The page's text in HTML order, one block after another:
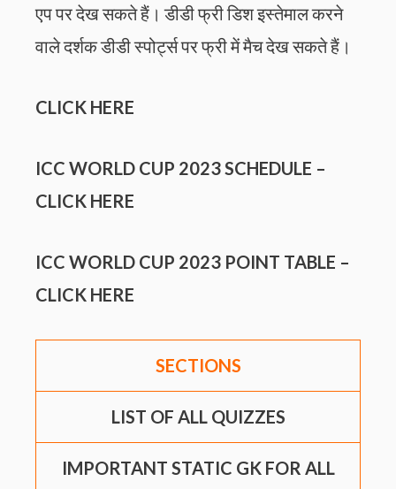
एप पर देख सकते हैं। डीडी फ्री डिश इस्तेमाल करने
वाले दर्शक डीडी स्पोर्ट्स पर फ्री में मैच देख सकते हैं।
CLICK HERE
ICC WORLD CUP 2023 SCHEDULE –
CLICK HERE
ICC WORLD CUP 2023 POINT TABLE –
CLICK HERE
SECTIONS
LIST OF ALL QUIZZES
IMPORTANT STATIC GK FOR ALL